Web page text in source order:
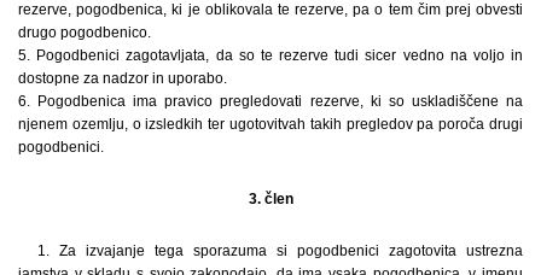
rezerve, pogodbenica, ki je oblikovala te rezerve, pa o tem čim prej obvesti
drugo pogodbenico.
5. Pogodbenici zagotavljata, da so te rezerve tudi sicer vedno na voljo in
dostopne za nadzor in uporabo.
6. Pogodbenica ima pravico pregledovati rezerve, ki so uskladiščene na
njenem ozemlju, o izsledkih ter ugotovitvah takih pregledov pa poroča drugi
pogodbenici.
3. člen
1. Za izvajanje tega sporazuma si pogodbenici zagotovita ustrezna